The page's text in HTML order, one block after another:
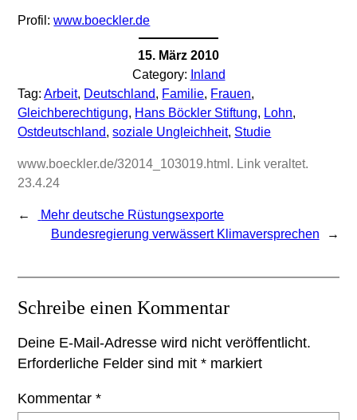
Profil:www.boeckler.de
15. März 2010
Category: Inland
Tag:Arbeit, Deutschland, Familie, Frauen
Gleichberechtigung, Hans Böckler Stiftung, Lohn
Ostdeutschland, soziale Ungleichheit, Studie
www.boeckler.de/32014_103019.html. Link veraltet.
23.4.24
←
Mehr deutsche Rüstungsexporte
Bundesregierung verwässert Klimaversprechen
→
Schreibe einen Kommentar
Deine E-Mail-Adresse wird nicht veröffentlicht.
Erforderliche Felder sind mit* markiert
Kommentar*